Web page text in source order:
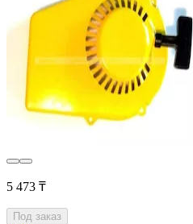
5 473 ₸
Под заказ